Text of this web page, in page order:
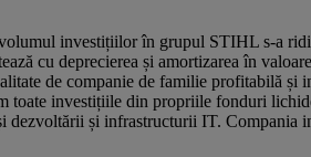
investițiilor în grupul STIHL s-a
cu deprecierea și amortizarea în
de companie de familie profitabilă și
toate investițiile din propriile fonduri
și infrastructurii IT. Compania